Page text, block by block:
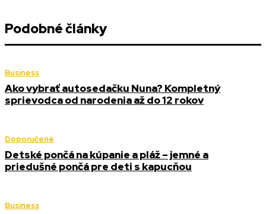
Podobné články
Business
Ako vybrať autosedačku Nuna? Kompletný
sprievodca od narodenia až do 12 rokov
Doporučené
Detské pončá na kúpanie a pláž – jemné a
priedušné pončá pre deti s kapucňou
Business